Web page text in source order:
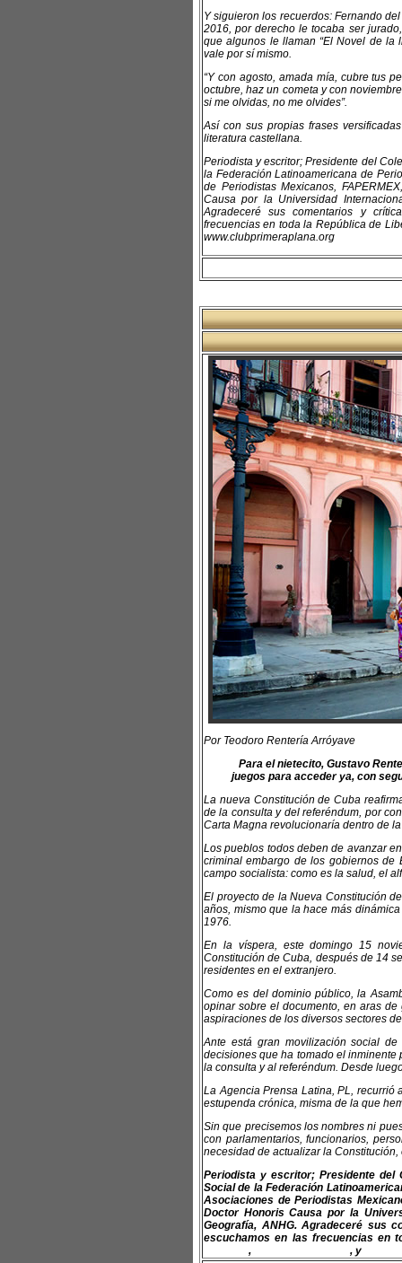
Y siguieron los recuerdos: Fernando
2016, por derecho le tocaba ser
que algunos le llaman “El Novel de la
vale por sí mismo.
“Y con agosto, amada mía, cubre tus
octubre, haz un cometa y con
si me olvidas, no me olvides”.
Así con sus propias frases
literatura castellana.
Periodista y escritor; Presidente del
la Federación Latinoamericana de
de Periodistas Mexicanos,
Causa por la Universidad
Agradeceré sus comentarios y
frecuencias en toda la República de
www.clubprimeraplana.org
Por Teodoro Rentería Arróyave
Para el nietecito, Gustavo
juegos para acceder ya, con
La nueva Constitución de Cuba
de la consulta y del referéndum, por
Carta Magna revolucionaría dentro de
Los pueblos todos deben de avanzar
criminal embargo de los gobiernos de
campo socialista: como es la salud, el
El proyecto de la Nueva Constitución
años, mismo que la hace más
1976.
En la víspera, este domingo 15
Constitución de Cuba, después de 14
residentes en el extranjero.
Como es del dominio público, la
opinar sobre el documento, en aras
aspiraciones de los diversos sectores
Ante está gran movilización social
decisiones que ha tomado el inminente
la consulta y al referéndum. Desde
La Agencia Prensa Latina, PL, recurrió
estupenda crónica, misma de la que
Sin que precisemos los nombres ni
con parlamentarios, funcionarios,
necesidad de actualizar la
Periodista y escritor; Presidente del
Social de la Federación
Asociaciones de Periodistas
Doctor Honoris Causa por la
Geografía, ANHG. Agradeceré sus
escuchamos en las frecuencias en
, , y